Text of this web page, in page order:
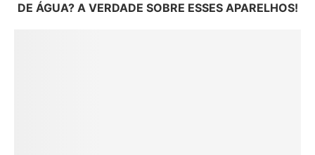
DE ÁGUA? A VERDADE SOBRE ESSES APARELHOS!